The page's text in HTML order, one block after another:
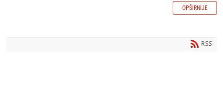
OPŠIRNIJE
RSS